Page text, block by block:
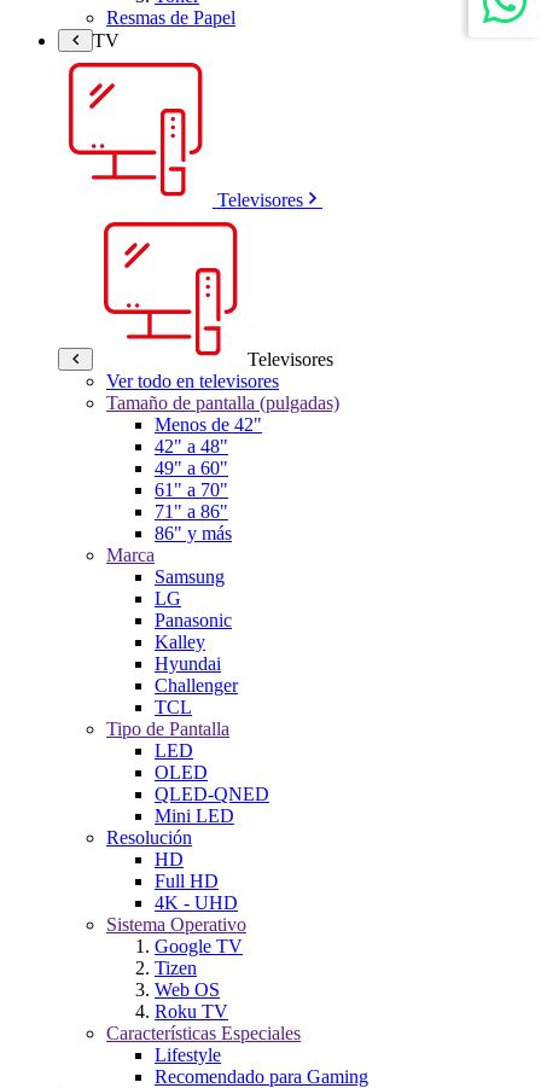
Resmas de Papel
TV
Televisores
Televisores
Ver todo en televisores
Tamaño de pantalla (pulgadas)
Menos de 42"
42" a 48"
49" a 60"
61" a 70"
71" a 86"
86" y más
Marca
Samsung
LG
Panasonic
Kalley
Hyundai
Challenger
TCL
Tipo de Pantalla
LED
OLED
QLED-QNED
Mini LED
Resolución
HD
Full HD
4K - UHD
Sistema Operativo
Google TV
Tizen
Web OS
Roku TV
Características Especiales
Lifestyle
Recomendado para Gaming